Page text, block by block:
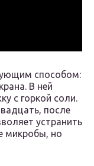
способом:
В ней
с горкой соли.
после
устранить
микробы, но